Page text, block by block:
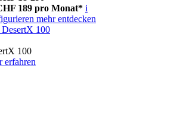
189 pro Monat* i
mehr entdecken
DesertX 100
100
erfahren